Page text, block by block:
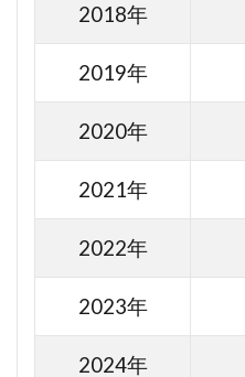
2018年
2019年
2020年
2021年
2022年
2023年
2024年